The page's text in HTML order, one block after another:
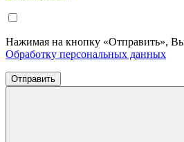
Нажимая на кнопку «Отправить», Вы
Обработку персональных данных
Отправить